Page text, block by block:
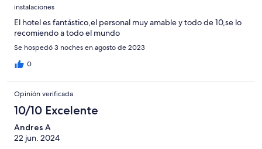
instalaciones
El hotel es fantástico,el personal muy amable y todo de 10,se lo
recomiendo a todo el mundo
Se hospedó 3 noches en agosto de 2023
0
Opinión verificada
10/10 Excelente
Andres A
22 jun. 2024